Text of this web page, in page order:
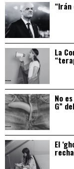
“Irán
La
No
G”
El